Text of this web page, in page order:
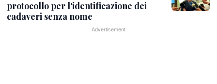
protocollo per l'identificazione dei
cadaveri senza nome